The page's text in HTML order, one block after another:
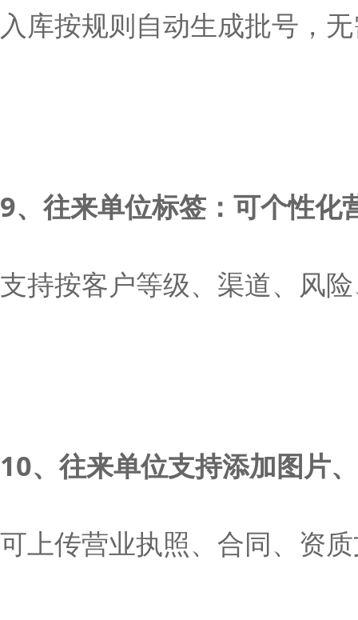
入库按规则自动生成批号，
9、往来单位标签：可个性化
支持按客户等级、渠道、风
10、往来单位支持添加图片
可上传营业执照、合同、资